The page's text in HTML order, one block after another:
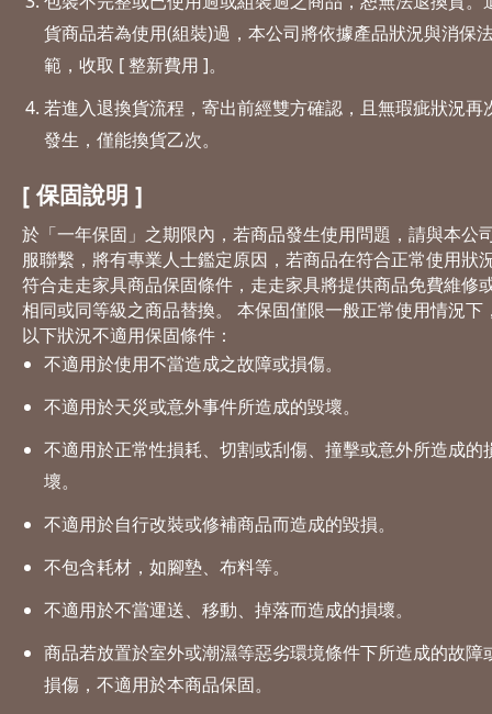
貨商品若為使用(組裝)過，本公司將依據產品狀況與消保
範，收取 [ 整新費用 ]。
若進入退換貨流程，寄出前經雙方確認，且無瑕疵狀況再
發生，僅能換貨乙次。
[ 保固說明 ]
於「一年保固」之期限內，若商品發生使用問題，請與本公
服聯繫，將有專業人士鑑定原因，若商品在符合正常使用狀
符合走走家具商品保固條件，走走家具將提供商品免費維修
相同或同等級之商品替換。 本保固僅限一般正常使用情況下
以下狀況不適用保固條件：
不適用於使用不當造成之故障或損傷。
不適用於天災或意外事件所造成的毀壞。
不適用於正常性損耗、切割或刮傷、撞擊或意外所造成的
壞。
不適用於自行改裝或修補商品而造成的毀損。
不包含耗材，如腳墊、布料等。
不適用於不當運送、移動、掉落而造成的損壞。
商品若放置於室外或潮濕等惡劣環境條件下所造成的故障
損傷，不適用於本商品保固。